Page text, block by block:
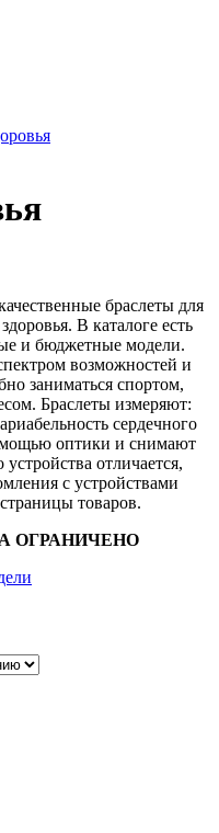
браслеты для
В каталоге есть
и бюджетные модели.
возможностей и
заниматься спортом,
Браслеты измеряют:
сердечного
оптики и снимают
отличается,
с устройствами
товаров.
ОГРАНИЧЕНО